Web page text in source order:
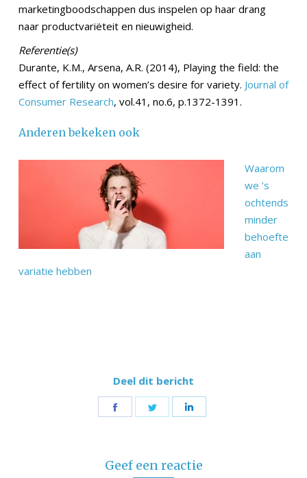
marketingboodschappen dus inspelen op haar drang
naar productvariëteit en nieuwigheid.
Referentie(s)
Durante, K.M., Arsena, A.R. (2014), Playing the field: the
effect of fertility on women’s desire for variety. Journal of
Consumer Research, vol.41, no.6, p.1372-1391.
Anderen bekeken ook
Waarom
we ’s
ochtends
minder
behoefte
aan
variatie hebben
Deel dit bericht
Share
Share
Geef een reactie